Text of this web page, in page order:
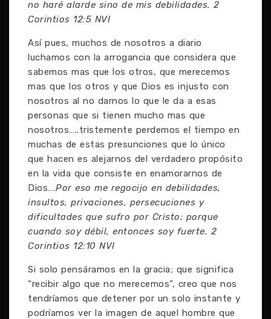
no haré alarde sino de mis debilidades. 2
Corintios 12:5 NVI
Así pues, muchos de nosotros a diario
luchamos con la arrogancia que considera que
sabemos mas que los otros, que merecemos
mas que los otros y que Dios es injusto con
nosotros al no darnos lo que le da a esas
personas que si tienen mucho mas que
nosotros…..tristemente perdemos el tiempo en
muchas de estas presunciones que lo único
que hacen es alejarnos del verdadero propósito
en la vida que consiste en enamorarnos de
Dios….Por eso me regocijo en debilidades,
insultos, privaciones, persecuciones y
dificultades que sufro por Cristo; porque
cuando soy débil, entonces soy fuerte. 2
Corintios 12:10 NVI
Si solo pensáramos en la gracia; que significa
“recibir algo que no merecemos”, creo que nos
tendríamos que detener por un solo instante y
podríamos ver la imagen de aquel hombre que